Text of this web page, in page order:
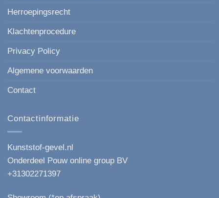
Herroepingsrecht
Klachtenprocedure
Privacy Policy
Algemene voorwaarden
Contact
Contactinformatie
Kunststof-gevel.nl
Onderdeel Pouw online group BV
+31302271397